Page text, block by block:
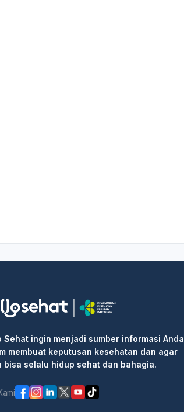
Sehat ingin menjadi sumber informasi Anda
membuat keputusan kesehatan dan agar
bisa selalu hidup sehat dan bahagia.